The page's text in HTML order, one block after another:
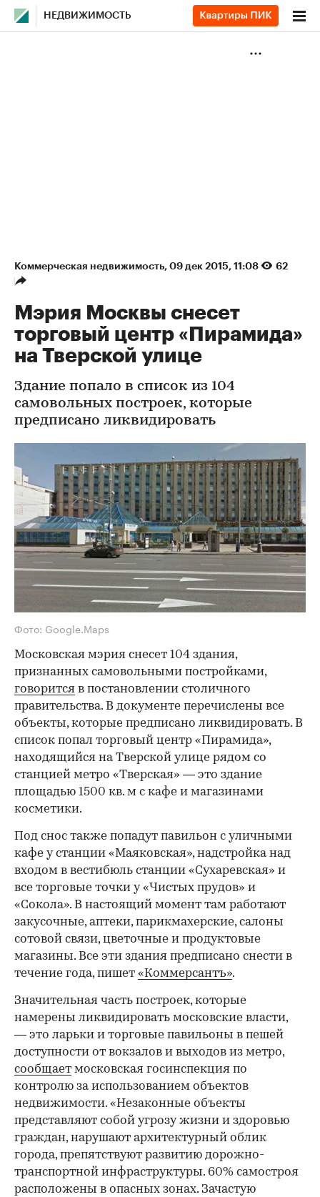
НЕДВИЖИМОСТЬ
Коммерческая недвижимость⁠, 09 дек 2015, 11:08 62
Мэрия Москвы снесет
торговый центр «Пирамида»
на Тверской улице
Здание попало в список из 104
самовольных построек, которые
предписано ликвидировать
Фото: Google.Maps
Московская мэрия снесет 104 здания,
признанных самовольными постройками,
говорится в постановлении столичного
правительства. В документе перечислены все
объекты, которые предписано ликвидировать. В
список попал торговый центр «Пирамида»,
находящийся на Тверской улице рядом со
станцией метро «Тверская» — это здание
площадью 1500 кв. м с кафе и магазинами
косметики.
Под снос также попадут павильон с уличными
кафе у станции «Маяковская», надстройка над
входом в вестибюль станции «Сухаревская» и
все торговые точки у «Чистых прудов» и
«Сокола». В настоящий момент там работают
закусочные, аптеки, парикмахерские, салоны
сотовой связи, цветочные и продуктовые
магазины. Все эти здания предписано снести в
течение года, пишет «Коммерсантъ».
Значительная часть построек, которые
намерены ликвидировать московские власти,
— это ларьки и торговые павильоны в пешей
доступности от вокзалов и выходов из метро,
сообщает московская госинспекция по
контролю за использованием объектов
недвижимости. «Незаконные объекты
представляют собой угрозу жизни и здоровью
граждан, нарушают архитектурный облик
города, препятствуют развитию дорожно-
транспортной инфраструктуры. 60% самостроя
расположены в опасных зонах. Зачастую